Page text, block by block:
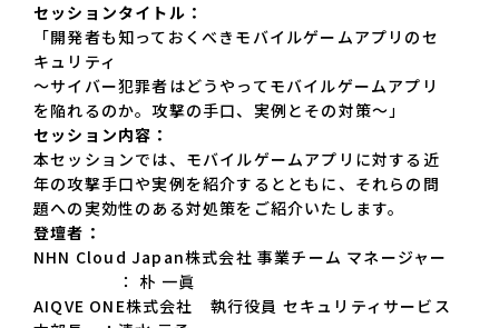
セッションタイトル：
「開発者も知っておくべきモバイルゲームアプリのセ
キュリティ
～サイバー犯罪者はどうやってモバイルゲームアプリ
を陥れるのか。攻撃の手口、実例とその対策～」
セッション内容：
本セッションでは、モバイルゲームアプリに対する近
年の攻撃手口や実例を紹介するとともに、それらの問
題への実効性のある対処策をご紹介いたします。
登壇者：
NHN Cloud Japan株式会社 事業チーム マネージャー
： 朴 一眞
AIQVE ONE株式会社 執行役員 セキュリティサービス